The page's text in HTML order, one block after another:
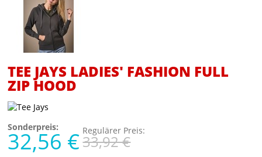
TEE JAYS LADIES' FASHION FULL
ZIP HOOD
Sonderpreis:
32,56 € Regulärer Preis:
33,92 €